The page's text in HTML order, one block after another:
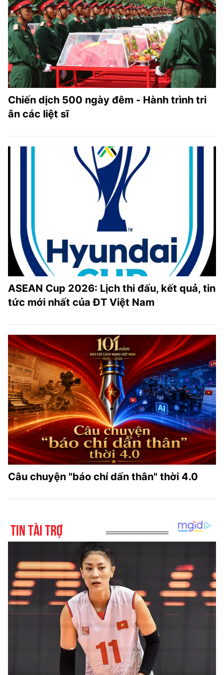
Chiến dịch 500 ngày đêm - Hành trình tri
ân các liệt sĩ
ASEAN Cup 2026: Lịch thi đấu, kết quả, tin
tức mới nhất của ĐT Việt Nam
Câu chuyện "báo chí dấn thân" thời 4.0